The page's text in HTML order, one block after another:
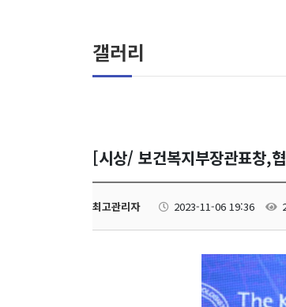
갤러리
[시상/ 보건복지부장관표창,
최고관리자 2023-11-06 19:36